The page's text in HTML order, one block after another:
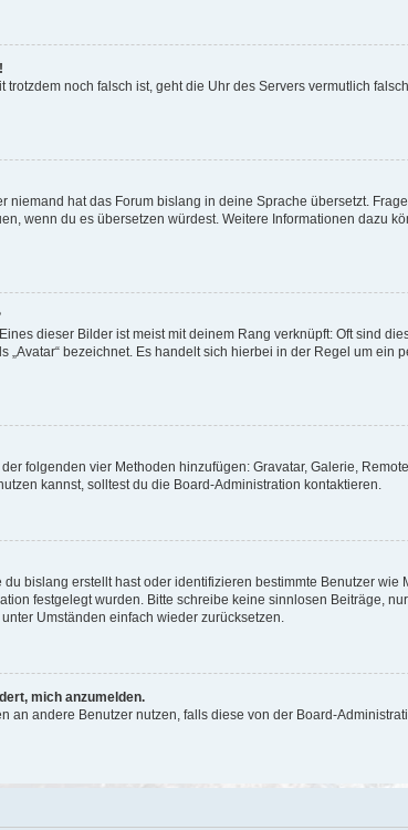
noch falsch ist, geht die Uhr des Servers vermutlich
hat das Forum bislang in deine Sprache übersetzt.
wenn du es übersetzen würdest. Weitere Informationen dazu
dieser Bilder ist meist mit deinem Rang verknüpft: Oft sind
bezeichnet. Es handelt sich hierbei in der Regel um ein
folgenden vier Methoden hinzufügen: Gravatar, Galerie,
kannst, solltest du die Board-Administration kontaktieren.
bislang erstellt hast oder identifizieren bestimmte Benutzer
festgelegt wurden. Bitte schreibe keine sinnlosen Beiträge,
Umständen einfach wieder zurücksetzen.
mich anzumelden.
an andere Benutzer nutzen, falls diese von der Board-